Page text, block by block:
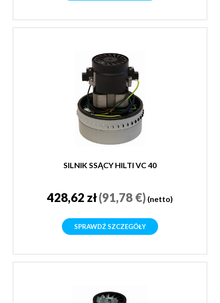
SILNIK SSĄCY HILTI VC 40
428,62 zł(91,78 €) (netto)
SPRAWDŹ SZCZEGÓŁY